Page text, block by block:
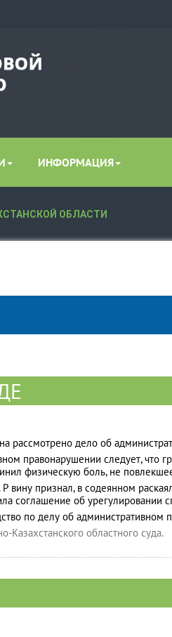
ИНФОРМАЦИЯ
ОБЛАСТИ
рассмотрено дело об
правонарушении следует, что
физическую боль, не
вину признал, в содеянном
соглашение об урегулировании
по делу об
Казахстанского областного суда.